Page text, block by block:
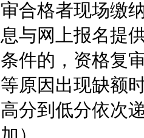
格者现场缴纳
与网上报名提
件的，资格复
原因出现缺额
分到低分依次